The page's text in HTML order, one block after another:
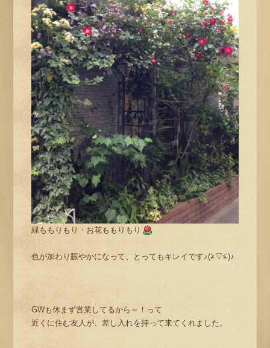
緑ももりもり・お花ももりもり
色が加わり賑やかになって、とってもキレイです♪(≧▽≦)♪
GWも休まず営業してるから～！って
近くに住む友人が、差し入れを持って来てくれました。